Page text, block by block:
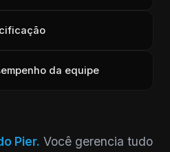
da equipe
Pier. Você gerencia tudo